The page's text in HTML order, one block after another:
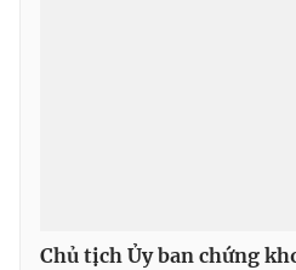
Chủ tịch Ủy ban chứng